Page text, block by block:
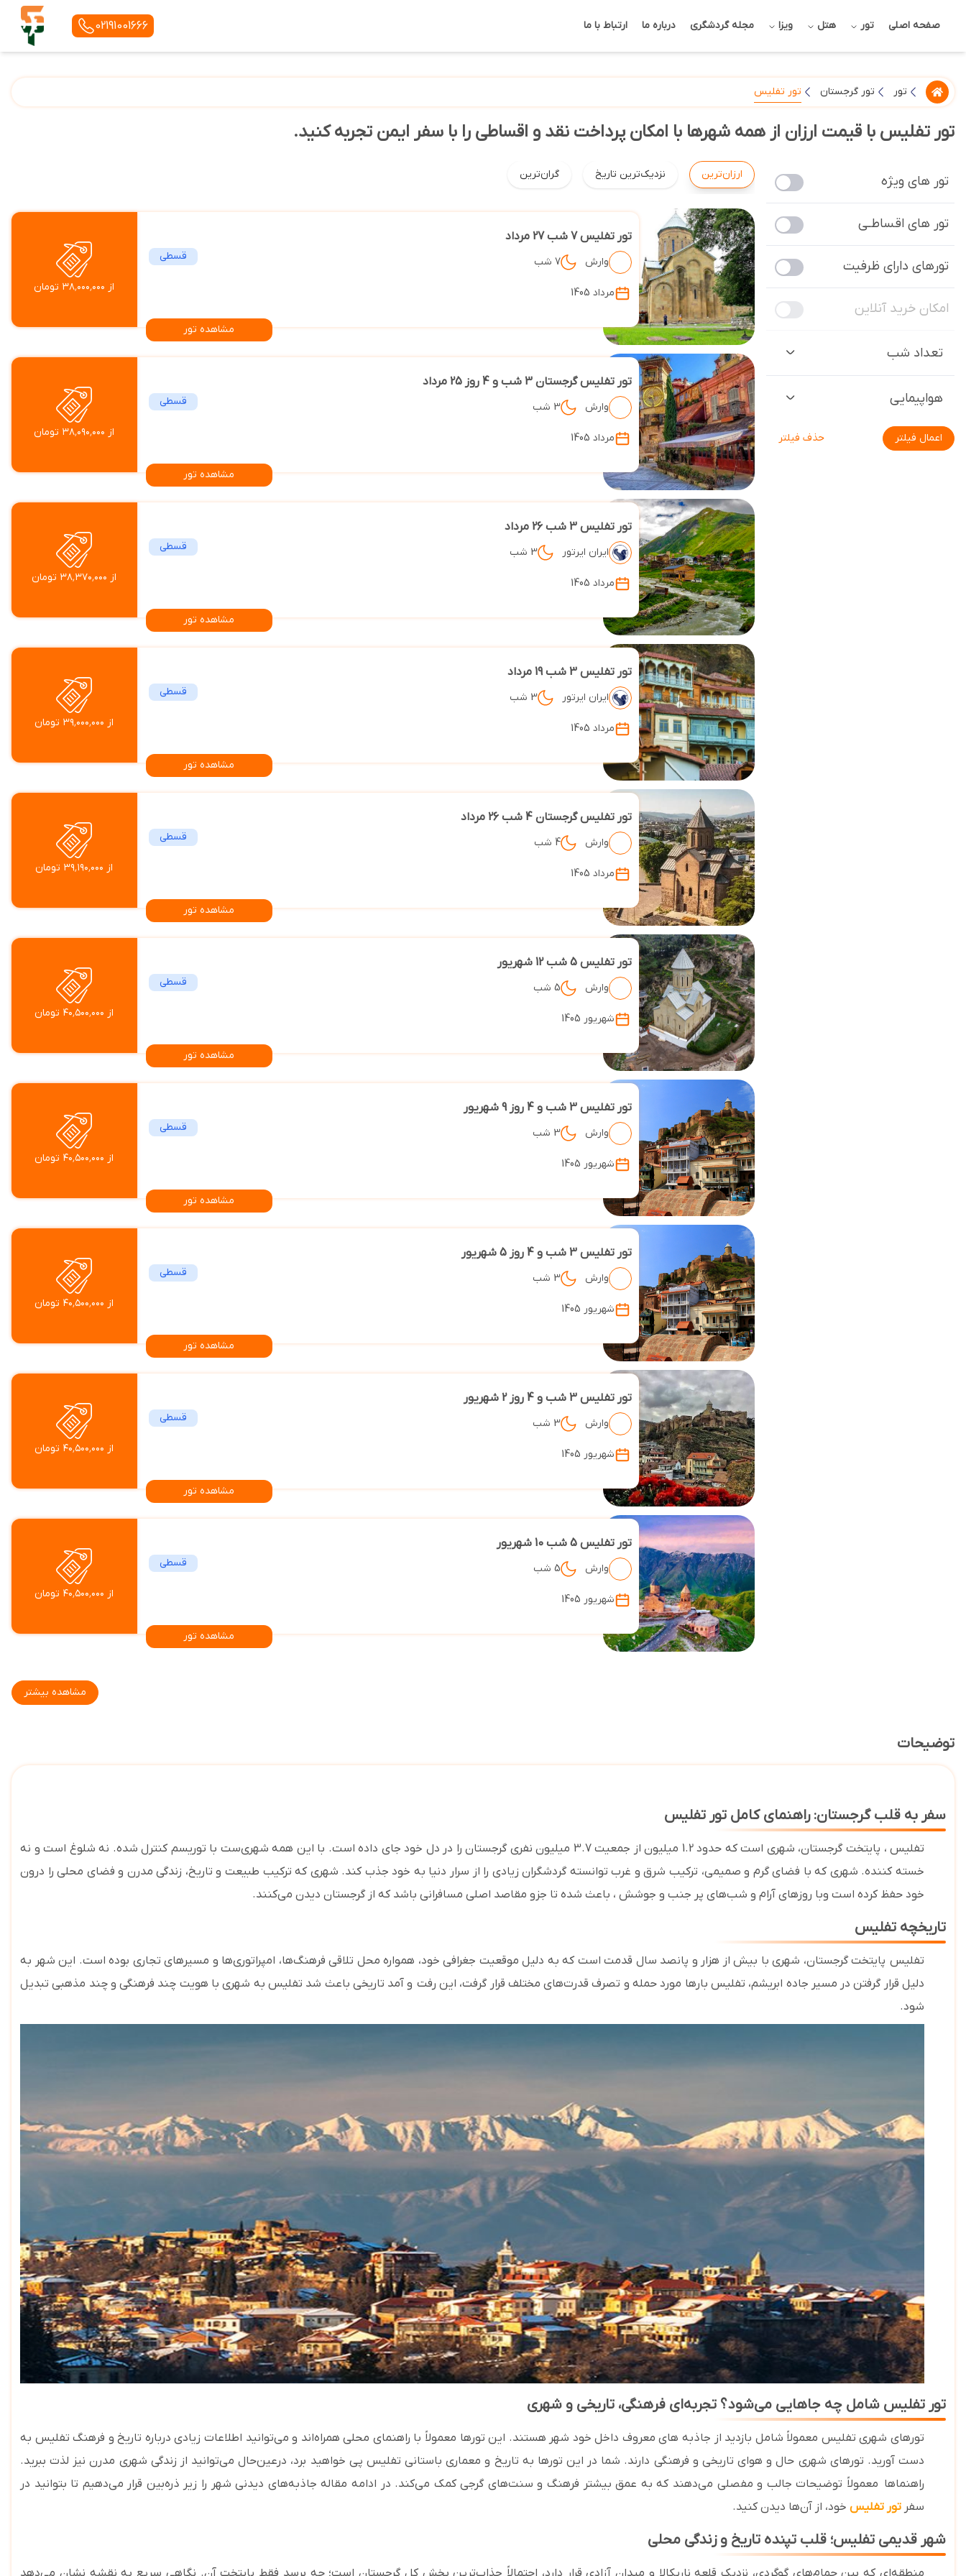
صفحه اصلی تور هتل ویزا مجله گردشگری درباره ما ارتباط با ما 02191001666
تور تور گرجستان تور تفلیس
تور تفلیس با قیمت ارزان از همه شهرها با امکان پرداخت نقد و اقساطی را با سفر ایمن تجربه کنید.
تور های ویژه
تور های اقساطـی
تورهای دارای ظرفیت
امکان خرید آنلاین
تعداد شب
هواپیمایی
اعمال فیلتر حذف فیلتر
ارزان‌ترین نزدیک‌ترین تاریخ گران‌ترین
تور تفلیس 7 شب 27 مرداد
وارش 7 شب قسطی
مرداد 1405
مشاهده تور
از ۳۸٬۰۰۰٬۰۰۰ تومان
تور تفلیس گرجستان 3 شب و 4 روز 25 مرداد
وارش 3 شب قسطی
مرداد 1405
مشاهده تور
از ۳۸٬۰۹۰٬۰۰۰ تومان
تور تفلیس 3 شب 26 مرداد
ایران ایرتور 3 شب قسطی
مرداد 1405
مشاهده تور
از ۳۸٬۳۷۰٬۰۰۰ تومان
تور تفلیس 3 شب 19 مرداد
ایران ایرتور 3 شب قسطی
مرداد 1405
مشاهده تور
از ۳۹٬۰۰۰٬۰۰۰ تومان
تور تفلیس گرجستان 4 شب 26 مرداد
وارش 4 شب قسطی
مرداد 1405
مشاهده تور
از ۳۹٬۱۹۰٬۰۰۰ تومان
تور تفلیس 5 شب 12 شهریور
وارش 5 شب قسطی
شهریور 1405
مشاهده تور
از ۴۰٬۵۰۰٬۰۰۰ تومان
تور تفلیس 3 شب و 4 روز 9 شهریور
وارش 3 شب قسطی
شهریور 1405
مشاهده تور
از ۴۰٬۵۰۰٬۰۰۰ تومان
تور تفلیس 3 شب و 4 روز 5 شهریور
وارش 3 شب قسطی
شهریور 1405
مشاهده تور
از ۴۰٬۵۰۰٬۰۰۰ تومان
تور تفلیس 3 شب و 4 روز 2 شهریور
وارش 3 شب قسطی
شهریور 1405
مشاهده تور
از ۴۰٬۵۰۰٬۰۰۰ تومان
تور تفلیس 5 شب 10 شهریور
وارش 5 شب قسطی
شهریور 1405
مشاهده تور
از ۴۰٬۵۰۰٬۰۰۰ تومان
مشاهده بیشتر
توضیحات
سفر به قلب گرجستان: راهنمای کامل تور تفلیس
تفلیس ، پایتخت گرجستان، شهری است که حدود 1.2 میلیون از جمعیت 3.7 میلیون نفری گرجستان را در دل خود جای داده است. با این همه شهری‌ست با توریسم کنترل شده. نه شلوغ است و نه
خسته کننده. شهری که با فضای گرم و صمیمی، ترکیب شرق و غرب توانسته گردشگران زیادی را از سرار دنیا به خود جذب کند. شهری که ترکیب طبیعت و تاریخ، زندگی مدرن و فضای محلی را درون
خود حفظ کرده است وبا روزهای آرام و شب‌های پر جنب و جوشش ، باعث شده تا جزو مقاصد اصلی مسافرانی باشد که از گرجستان دیدن می‌کنند.
تاریخچه تفلیس
تفلیس پایتخت گرجستان، شهری با بیش از هزار و پانصد سال قدمت است که به دلیل موقعیت جغرافی خود، همواره محل تلاقی فرهنگ‌ها، امپراتوری‌ها و مسیرهای تجاری بوده است. این شهر به
دلیلقرار گرفتن در مسیر جاده ابریشم، تفلیس بارها مورد حمله و تصرف قدرت‌های مختلف قرار گرفت، این رفت ‌و آمد تاریخی باعث شد تفلیس به شهری با هویت چند فرهنگی و چند مذهبی تبدیل
شود.
تور تفلیس شامل چه جاهایی می‌شود؟ تجربه‌ای فرهنگی، تاریخی و شهری
تورهای شهری تفلیس معمولاً شامل بازدید از جاذبه ‌های معروف داخل خود شهر هستند. این تورها معمولاً با راهنمای محلی همراه‌اند و می‌توانید اطلاعات زیادی درباره تاریخ و فرهنگ تفلیس به
دست آورید. تورهای شهری حال‌ و هوای تاریخی و فرهنگی دارند. شما در این تورها به تاریخ و معماری باستانی تفلیس پی خواهید برد، درعین‌حال می‌توانید از زندگی شهری مدرن نیز لذت ببرید.
راهنماها معمولاً توضیحات جالب و مفصلی می‌دهند که به عمق بیشتر فرهنگ و سنت‌های گرجی کمک می‌کند. در ادامه مقاله جاذبه‌های دیدنی شهر را زیر ذره‌بین قرار می‌دهیم تا بتوانید در
سفر تور تفلیس خود، از آن‌ها دیدن کنید.
شهر قدیمی تفلیس؛ قلب تپنده تاریخ و زندگی محلی
منطقه‌ای که بین حمام‌های گوگردی، نزدیک قلعه ناریکالا و میدان آزادی قرار دارد، احتمالاً جذاب‌ترین بخش کل گرجستان است؛ چه برسد فقط پایتخت آن. نگاهی سریع به نقشه نشان می‌دهد